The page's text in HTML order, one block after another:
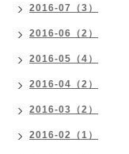
2016-07（3）
2016-06（2）
2016-05（4）
2016-04（2）
2016-03（2）
2016-02（1）